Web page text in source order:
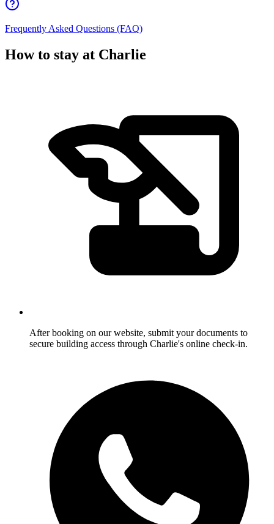
Frequently Asked Questions (FAQ)
How to stay at Charlie
After booking on our website, submit your documents to
secure building access through Charlie's online check-in.